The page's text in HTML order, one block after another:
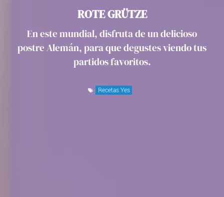
ROTE GRÜTZE
En este mundial, disfruta de un delicioso
postre Alemán, para que degustes viendo tus
partidos favoritos.
Recetas Yes